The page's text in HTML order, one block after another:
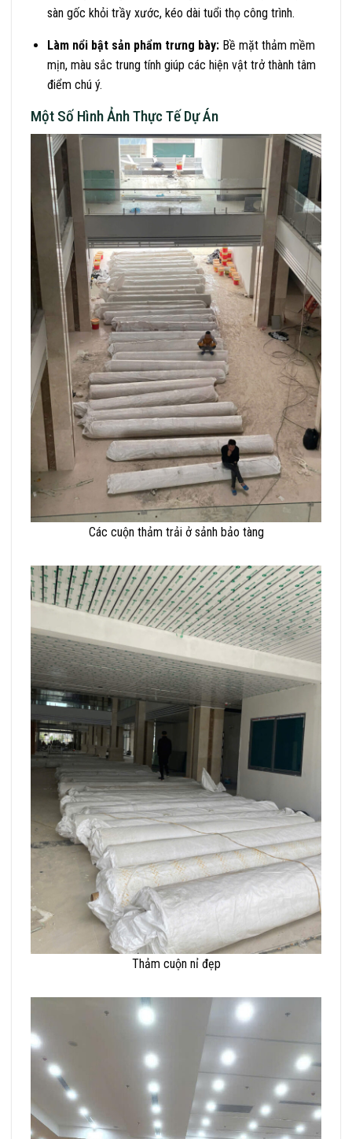
sàn gốc khỏi trầy xước, kéo dài tuổi thọ công trình.
Làm nổi bật sản phẩm trưng bày:Bề mặt thảm mềm
mịn, màu sắc trung tính giúp các hiện vật trở thành tâm
điểm chú ý.
Một Số Hình Ảnh Thực Tế Dự Án
Các cuộn thảm trải ở sảnh bảo tàng
Thảm cuộn nỉ đẹp